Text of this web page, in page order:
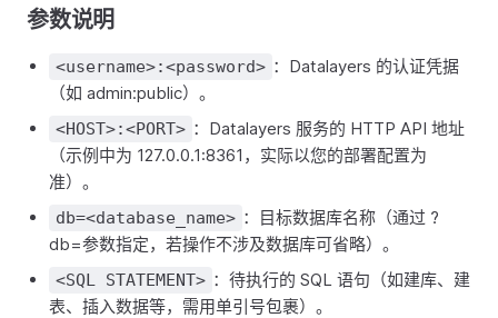
参数说明
<username>:<password> ：Datalayers 的认证凭据
（如 admin:public）。
<HOST>:<PORT> ：Datalayers 服务的 HTTP API 地址
（示例中为 127.0.0.1:8361，实际以您的部署配置为
准）。
db=<database_name> ：目标数据库名称（通过 ?
db=参数指定，若操作不涉及数据库可省略）。
<SQL STATEMENT> ：待执行的 SQL 语句（如建库、建
表、插入数据等，需用单引号包裹）。